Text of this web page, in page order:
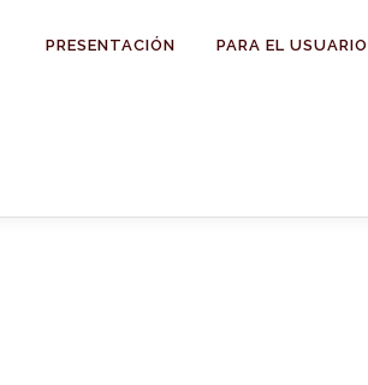
PRESENTACIÓN PARA EL USUARIO